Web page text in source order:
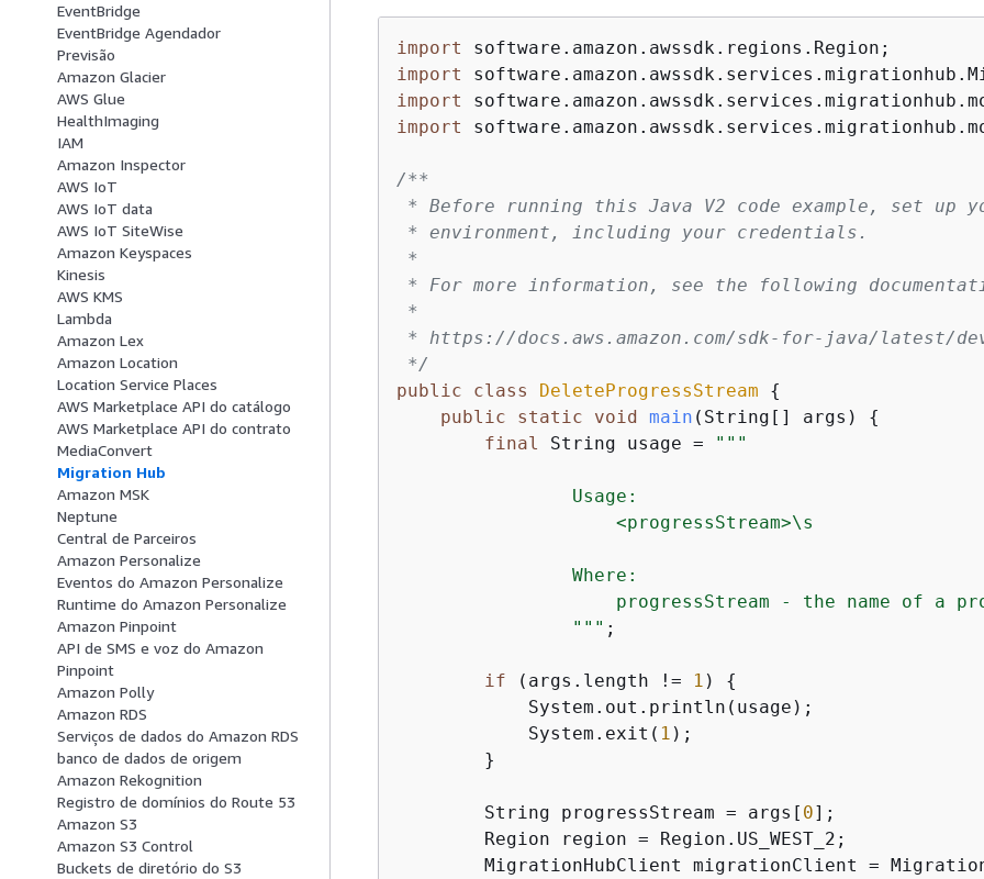
EventBridge
EventBridge Agendador
Previsão
Amazon Glacier
AWS Glue
HealthImaging
IAM
Amazon Inspector
AWS IoT
AWS IoT data
AWS IoT SiteWise
Amazon Keyspaces
Kinesis
AWS KMS
Lambda
Amazon Lex
Amazon Location
Location Service Places
AWS Marketplace API do catálogo
AWS Marketplace API do contrato
MediaConvert
Migration Hub
Amazon MSK
Neptune
Central de Parceiros
Amazon Personalize
Eventos do Amazon Personalize
Runtime do Amazon Personalize
Amazon Pinpoint
API de SMS e voz do Amazon
Pinpoint
Amazon Polly
Amazon RDS
Serviços de dados do Amazon RDS
banco de dados de origem
Amazon Rekognition
Registro de domínios do Route 53
Amazon S3
Amazon S3 Control
Buckets de diretório do S3
import
import
import
import
/**
* Before running this Java V2 code example, set up
* environment, including your credentials.
*
* For more information, see the following
*
* https://docs.aws.amazon.com/sdk-for-java/latest/
*/
public
class DeleteProgressStream
{
public
static void main (String[] args)
{
final
String usage = "" "
                Usage:
                    <progressStream>\s
                Where:
progressStream - the name of a
                "
"" ;
if (args.length != 1 ) {
            System.out.println(usage);
            System.exit(
1 );
        }
        String progressStream = args[
0];
        Region region = Region.US_WEST_2;
MigrationHubClient migrationClient =